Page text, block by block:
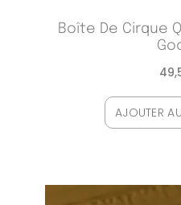
Boîte De Cirque
AJOUTER